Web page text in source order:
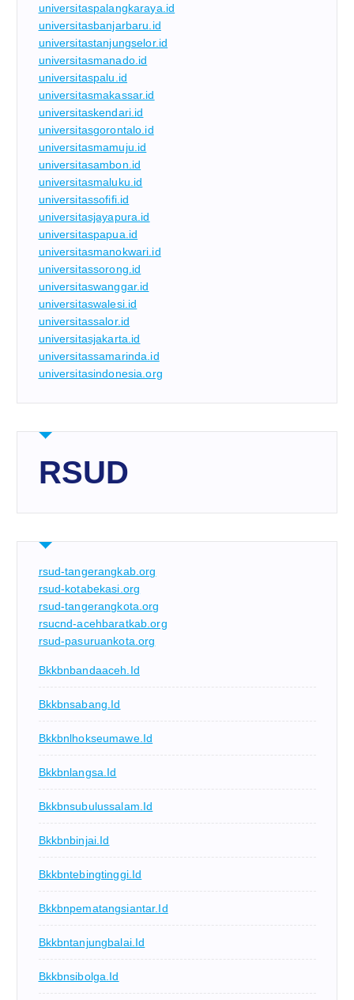
universitaspalangkaraya.id
universitasbanjarbaru.id
universitastanjungselor.id
universitasmanado.id
universitaspalu.id
universitasmakassar.id
universitaskendari.id
universitasgorontalo.id
universitasmamuju.id
universitasambon.id
universitasmaluku.id
universitassofifi.id
universitasjayapura.id
universitaspapua.id
universitasmanokwari.id
universitassorong.id
universitaswanggar.id
universitaswalesi.id
universitassalor.id
universitasjakarta.id
universitassamarinda.id
universitasindonesia.org
RSUD
rsud-tangerangkab.org
rsud-kotabekasi.org
rsud-tangerangkota.org
rsucnd-acehbaratkab.org
rsud-pasuruankota.org
Bkkbnbandaaceh.id
Bkkbnsabang.id
Bkkbnlhokseumawe.id
Bkkbnlangsa.id
Bkkbnsubulussalam.id
Bkkbnbinjai.id
Bkkbntebingtinggi.id
Bkkbnpematangsiantar.id
Bkkbntanjungbalai.id
Bkkbnsibolga.id